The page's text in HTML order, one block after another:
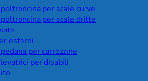
per scale curve
per scale dritte
esterni
per carrozzine
per disabili